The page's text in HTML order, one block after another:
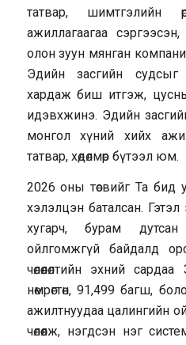
татвар, шимтгэлийн
ажиллагаагаа
олон зуун мянган компани,
Эдийн засгийн
хардаж биш итгэж,
идэвхжинэ. Эдийн
монгол хүний хийх
татвар, хөдөлмөр бүтээл юм.
2026 оны төсвийг Та бид
хэлэлцэн баталсан.
хугарч, бурам
ойлгомжгүй байдалд
чөлөөлөлтийн эхний
нөмрөгтөн, 91,499 багш,
ажилтнуудаа цалингийн
чөлөөлж, нэгдсэн нэг